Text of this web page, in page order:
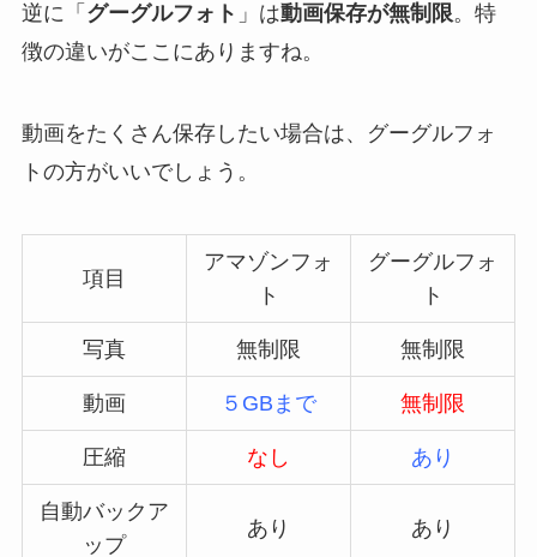
逆に「 グーグルフォト 」は動画保存が無制限。特
徴の違いがここにありますね。
動画をたくさん保存したい場合は、グーグルフォ
トの方がいいでしょう。
項目
アマゾンフォ
ト
グーグルフォ
ト
写真 無制限 無制限
動画 ５GBまで 無制限
圧縮 なし あり
自動バックア
ップ
あり あり